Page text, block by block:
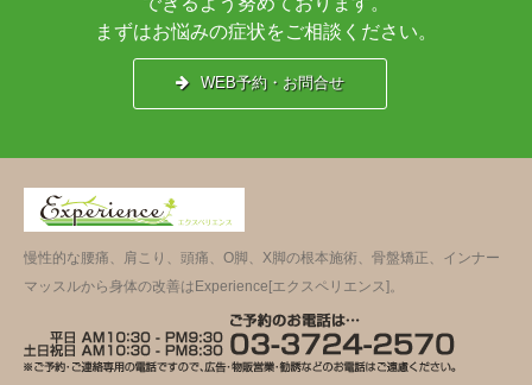
まずはお悩みの症状をご相談ください。
WEB予約・お問合せ
慢性的な腰痛、肩こり、頭痛、O脚、X脚の根本施術、骨盤矯正、インナー
マッスルから身体の改善はExperience[エクスペリエンス]。